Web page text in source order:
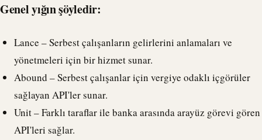
Genel yığın şöyledir:
Lance – Serbest çalışanların gelirlerini anlamaları ve
yönetmeleri için bir hizmet sunar.
Abound – Serbest çalışanlar için vergiye odaklı içgörüler
sağlayan API'ler sunar.
Unit – Farklı taraflar ile banka arasında arayüz görevi gören
API'leri sağlar.